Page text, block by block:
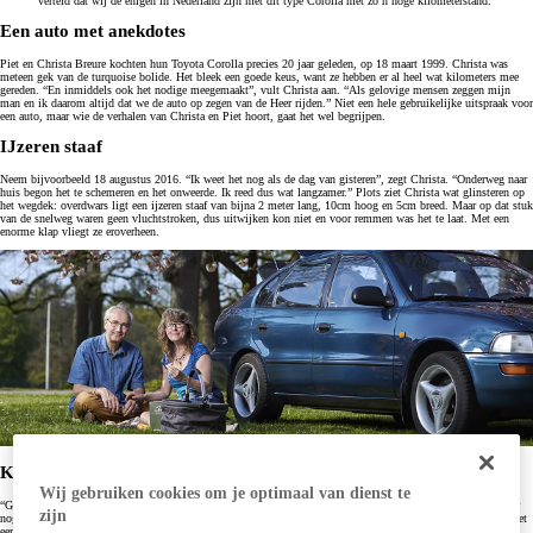
Een auto met anekdotes
Piet en Christa Breure kochten hun Toyota Corolla precies 20 jaar geleden, op 18 maart 1999. Christa was
meteen gek van de turquoise bolide. Het bleek een goede keus, want ze hebben er al heel wat kilometers mee
gereden. “En inmiddels ook het nodige meegemaakt”, vult Christa aan. “Als gelovige mensen zeggen mijn
man en ik daarom altijd dat we de auto op zegen van de Heer rijden.” Niet een hele gebruikelijke uitspraak voor
een auto, maar wie de verhalen van Christa en Piet hoort, gaat het wel begrijpen.
IJzeren staaf
Neem bijvoorbeeld 18 augustus 2016. “Ik weet het nog als de dag van gisteren”, zegt Christa. “Onderweg naar
huis begon het te schemeren en het onweerde. Ik reed dus wat langzamer.” Plots ziet Christa wat glinsteren op
het wegdek: overdwars ligt een ijzeren staaf van bijna 2 meter lang, 10cm hoog en 5cm breed. Maar op dat stuk
van de snelweg waren geen vluchtstroken, dus uitwijken kon niet en voor remmen was het te laat. Met een
enorme klap vliegt ze eroverheen.
Klapband
“Geen idee hoe, maar ik wist mijn stuur recht te houden en kwam tot stilstand op een afrit. Na mij vlogen er
nog zes andere auto’s over die staaf. Het is een wonder dat niemand gewond is geraakt.” De Corolla wordt met
Wij gebruiken cookies om je optimaal van dienst te
zijn